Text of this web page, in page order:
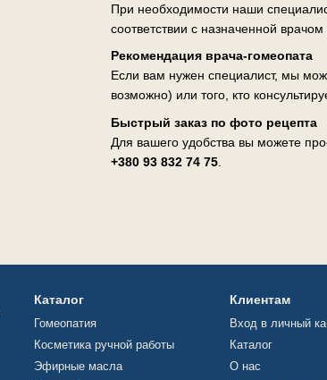
При необходимости наши
соответствии с назначенной
Рекомендация врача-гомеопата
Если вам нужен специалист, мы
возможно) или того, кто
Быстрый заказ по фото рецепта
Для вашего удобства вы можете
+380 93 832 74 75.
Каталог
Гомеопатия
Косметика ручной работы
Эфирные масла
Клиентам
Вход в личный
Каталог
О нас